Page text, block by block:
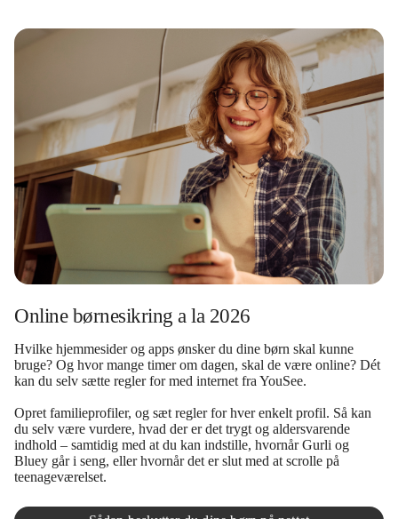
Online børnesikring a la 2026
Hvilke hjemmesider og apps ønsker du dine børn skal kunne
bruge? Og hvor mange timer om dagen, skal de være online? Dét
kan du selv sætte regler for med internet fra YouSee.
Opret familieprofiler, og sæt regler for hver enkelt profil. Så kan
du selv være vurdere, hvad der er det trygt og aldersvarende
indhold – samtidig med at du kan indstille, hvornår Gurli og
Bluey går i seng, eller hvornår det er slut med at scrolle på
teenageværelset.